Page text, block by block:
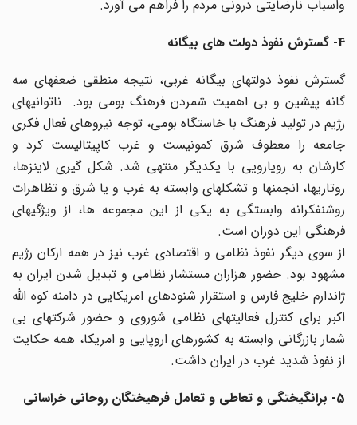
واسباب نارضایتی درونی مردم را فراهم می آورد.
گسترش نفوذ دولتهای بیگانه غربی، نتیجه منطقی ضعفهای سه
گانه پیشین و بی اهمیت شمردن فرهنگ بومی بود. ناتوانیهای
رژیم در تولید فرهنگ با خاستگاه بومی، توجه نیروهای فعال فکری
جامعه را معطوف شرق کمونیست و غرب کاپیتالیست کرد و
کارشان به رویارویی با یکدیگر منتهی شد. شکل گیری لاینزها،
روتاریها، انجمنها و تشکلهای وابسته به غرب و یا شرق و تظاهرات
روشنفکرانه وابستگی به یکی از این مجموعه ها، از ویژگیهای
فرهنگی این دوران است.
از سوی دیگر نفوذ نظامی و اقتصادی غرب نیز در همه ارکان رژیم
مشهود بود. حضور هزاران مستشار نظامی و تبدیل شدن ایران به
ژاندارم خلیج فارس و استقرار شنودهای امریکایی در دامنه کوه الله
اکبر برای کنترل فعالیتهای نظامی شوروی و حضور شرکتهای بی
شمار بازرگانی وابسته به کشورهای اروپایی و امریکا، همه حکایت
از نفوذ شدید غرب در ایران داشت.